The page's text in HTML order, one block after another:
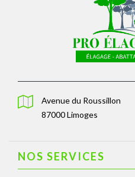
Avenue du Roussillon
87000 Limoges
NOS SERVICES